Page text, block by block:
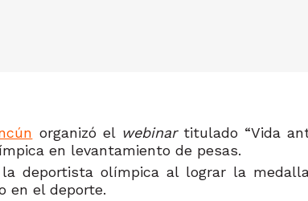
organizó el webinar titulado “Vida
en levantamiento de pesas.
deportista olímpica al lograr la
en el deporte.